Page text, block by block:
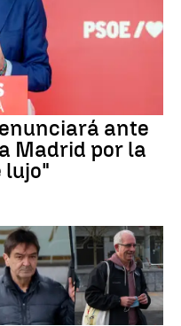
ante
Madrid por la
lujo"